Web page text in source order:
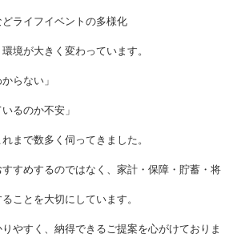
ライフイベントの多様化
境が大きく変わっています。
らない」
るのか不安」
まで数多く伺ってきました。
すめするのではなく、家計・保障・貯蓄・将
ことを大切にしています。
やすく、納得できるご提案を心がけておりま